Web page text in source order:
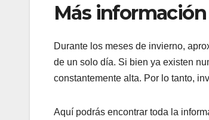
Más
Durante los meses de invierno,
de un solo día. Si bien ya existen
constantemente alta. Por lo tanto,
Aquí podrás encontrar toda la